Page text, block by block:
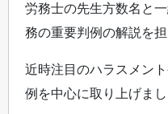
労務士の先生方数名と
務の重要判例の解説を担
近時注目のハラスメン
例を中心に取り上げまし